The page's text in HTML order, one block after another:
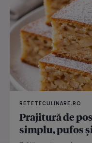
RETETECULINARE.RO
Prajitură de
simplu, pufos